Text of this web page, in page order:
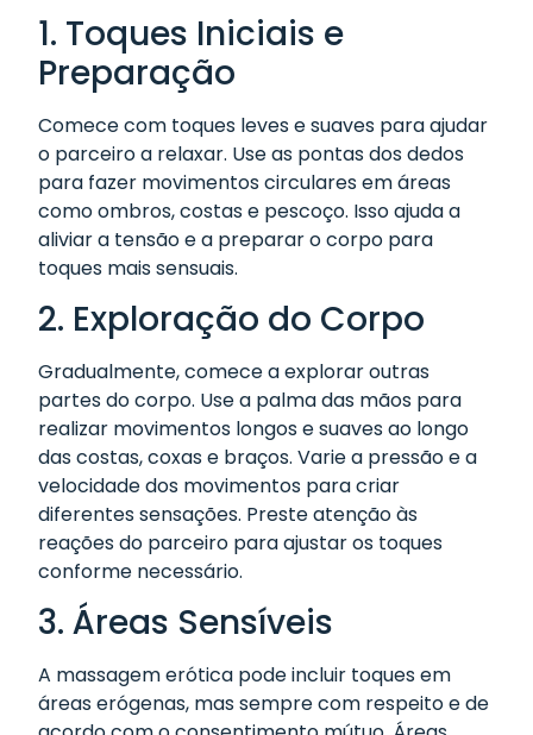
1. Toques Iniciais e
Preparação
Comece com toques leves e suaves para ajudar
o parceiro a relaxar. Use as pontas dos dedos
para fazer movimentos circulares em áreas
como ombros, costas e pescoço. Isso ajuda a
aliviar a tensão e a preparar o corpo para
toques mais sensuais.
2. Exploração do Corpo
Gradualmente, comece a explorar outras
partes do corpo. Use a palma das mãos para
realizar movimentos longos e suaves ao longo
das costas, coxas e braços. Varie a pressão e a
velocidade dos movimentos para criar
diferentes sensações. Preste atenção às
reações do parceiro para ajustar os toques
conforme necessário.
3. Áreas Sensíveis
A massagem erótica pode incluir toques em
áreas erógenas, mas sempre com respeito e de